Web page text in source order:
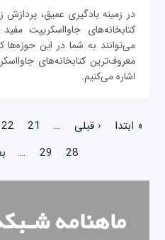
کتابخانه‌های جاوااسکریپت
می‌توانند به شما در این
معروف‌ترین کتابخانه‌های
اشاره می‌کنیم.
صفحه‌ها
« ابتدا ‹ قبلی …
21
22
28
29
…